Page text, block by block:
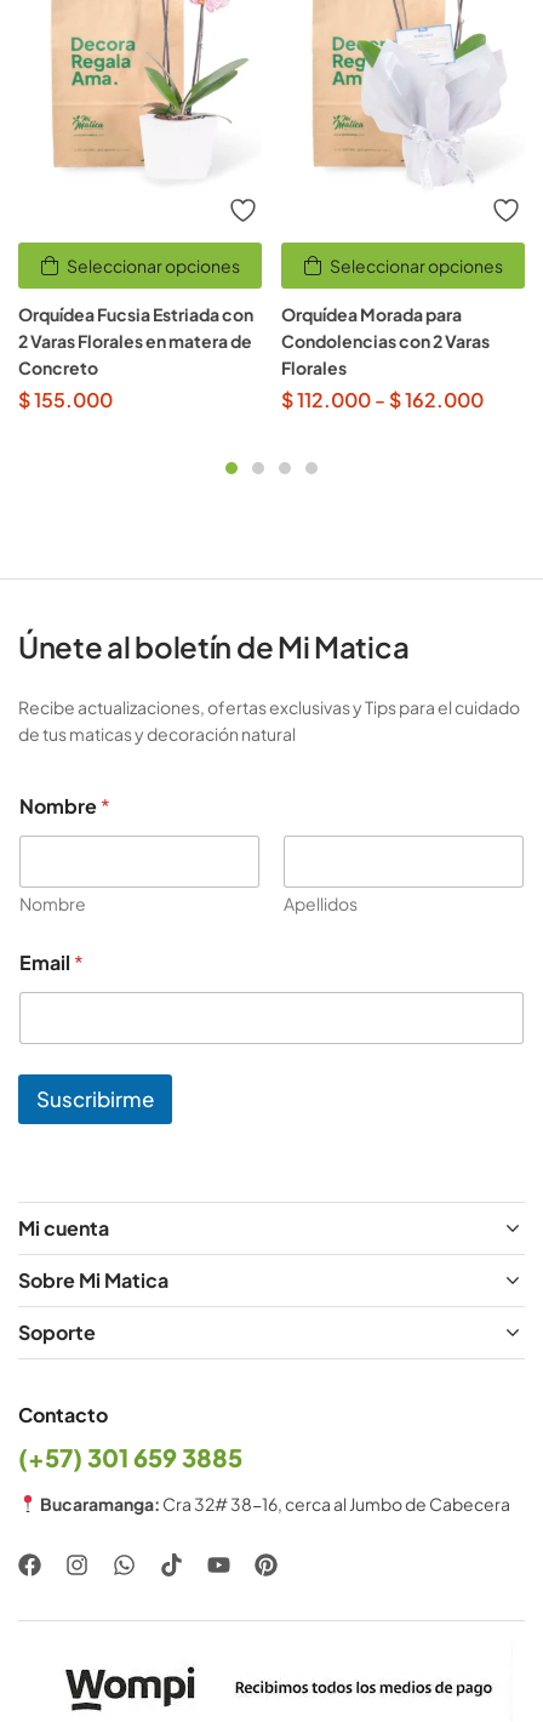
Seleccionar opciones
Orquídea Fucsia Estriada con
2 Varas Florales en matera de
Concreto
$155.000
Seleccionar opciones
Orquídea Morada para
Condolencias con 2 Varas
Florales
$112.000- $162.000
Únete al boletín de Mi Matica
Recibe actualizaciones, ofertas exclusivas y Tips para el cuidado
de tus maticas y decoración natural
Nombre*
Nombre Apellidos
N
o
b
e
Email *
Suscribirme
Mi cuenta
Sobre Mi Matica
Soporte
Contacto
(+57) 301 659 3885
Bucaramanga: Cra 32# 38-16, cerca al Jumbo de Cabecera